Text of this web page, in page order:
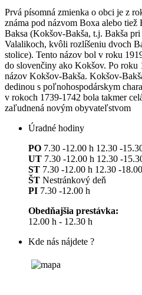
Prvá písomná zmienka o obci je z
známa pod názvom Boxa alebo
Baksa (Kokšov-Bakša, t.j. Bakša
Valalikoch, kvôli rozlíšeniu dvoch
stolice). Tento názov bol v roku
do slovenčiny ako Kokšov. Po roku
názov Kokšov-Bakša. Kokšov-
dedinou s poľnohospodárskym
v rokoch 1739-1742 bola takmer
zaľudnená novým obyvateľstvom
Úradné hodiny
PO 7.30 -12.00 h 12.30 -
UT 7.30 -12.00 h 12.30 -
ST 7.30 -12.00 h 12.30 -
ŠT Nestránkový deň
PI 7.30 -12.00 h
Obedňajšia prestávka:
12.00 h - 12.30 h
Kde nás nájdete ?